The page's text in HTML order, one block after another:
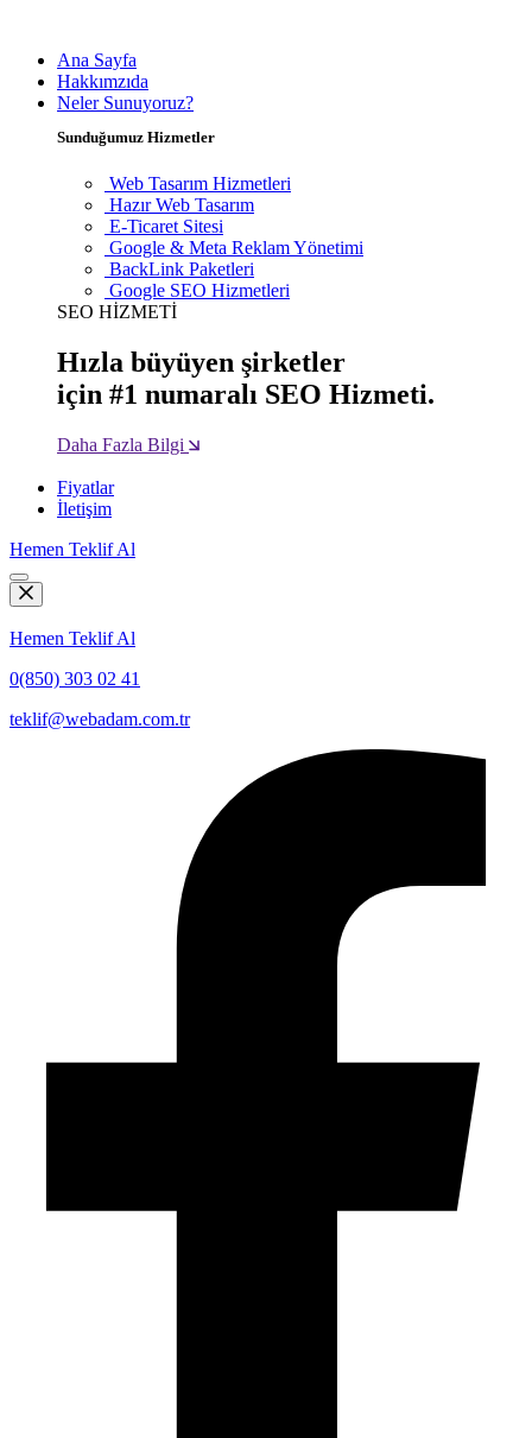
Ana Sayfa
Hakkımzıda
Neler Sunuyoruz?
Sunduğumuz Hizmetler
Web Tasarım Hizmetleri
Hazır Web Tasarım
E-Ticaret Sitesi
Google & Meta Reklam Yönetimi
BackLink Paketleri
Google SEO Hizmetleri
SEO HİZMETİ
Hızla büyüyen şirketler
için #1 numaralı SEO Hizmeti.
Daha Fazla Bilgi
Fiyatlar
İletişim
Hemen Teklif Al
Hemen Teklif Al
0(850) 303 02 41
teklif@webadam.com.tr